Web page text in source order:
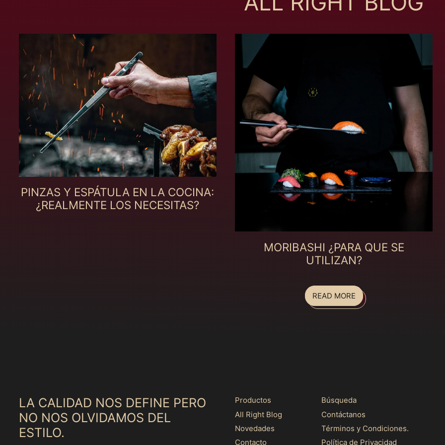
PINZAS Y ESPÁTULA EN LA COCINA:
¿REALMENTE LOS NECESITAS?
MORIBASHI ¿PARA QUE SE
UTILIZAN?
READ MORE
LA CALIDAD NOS DEFINE PERO
NO NOS OLVIDAMOS DEL
ESTILO.
Productos
All Right Blog
Novedades
Contacto
Búsqueda
Contáctanos
Términos y Condiciones.
Política de Privacidad